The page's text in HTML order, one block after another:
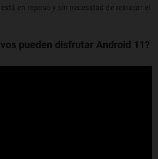
en reposo y sin necesidad de reiniciar el
pueden disfrutar Android 11?